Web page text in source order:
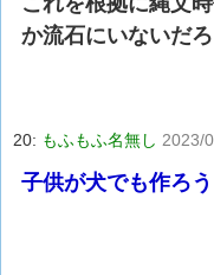
か流石にいないだ
20: もふもふ名無し 2023/
子供が犬でも作ろ